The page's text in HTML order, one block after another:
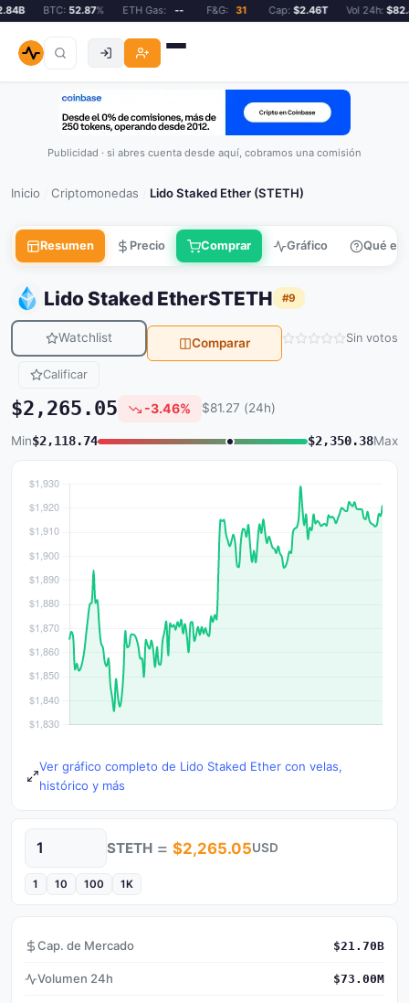
BTC:52.87% ETH Gas: -- F&G: 31 Cap:$2.46T Vol 24h:
Publicidad · si abres cuenta desde aquí, cobramos una comisión
Inicio Criptomonedas Lido Staked Ether (STETH)
Resumen Precio Comprar Gráfico Qué es
Lido Staked EtherSTETH #9
Watchlist Comparar Sin votos
Calificar
$2,265.05 -3.46% $81.27 (24h)
Min$2,118.74 $2,350.38Max
Ver gráfico completo de Lido Staked Ether con velas,
histórico y más
Cantidad STETH = $2,265.05USD
1 10 100 1K
Cap. de Mercado $21.70B
Volumen 24h $73.00M